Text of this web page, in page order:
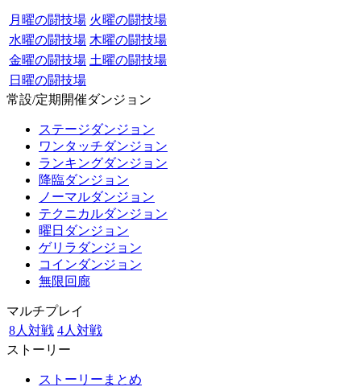
月曜の闘技場 火曜の闘技場
水曜の闘技場 木曜の闘技場
金曜の闘技場 土曜の闘技場
日曜の闘技場
常設/定期開催ダンジョン
ステージダンジョン
ワンタッチダンジョン
ランキングダンジョン
降臨ダンジョン
ノーマルダンジョン
テクニカルダンジョン
曜日ダンジョン
ゲリラダンジョン
コインダンジョン
無限回廊
マルチプレイ
8人対戦 4人対戦
ストーリー
ストーリーまとめ